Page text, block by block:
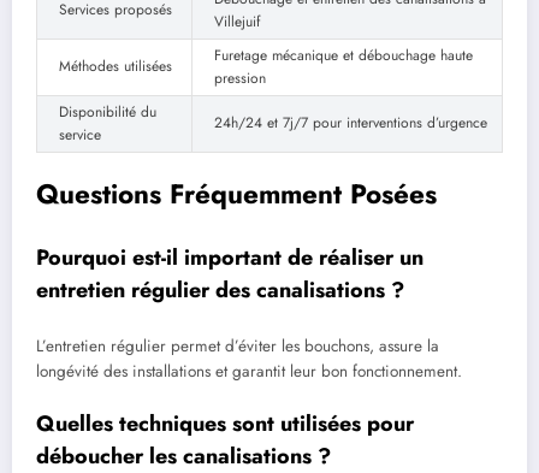
Services proposés
Villejuif
Méthodes utilisées
Furetage mécanique et débouchage haute
pression
Disponibilité du
service
24h/24 et 7j/7 pour interventions d’urgence
Questions Fréquemment Posées
Pourquoi est-il important de réaliser un
entretien régulier des canalisations ?
L’entretien régulier permet d’éviter les bouchons, assure la
longévité des installations et garantit leur bon fonctionnement.
Quelles techniques sont utilisées pour
déboucher les canalisations ?